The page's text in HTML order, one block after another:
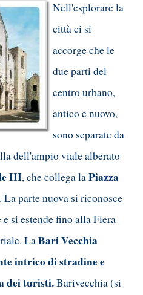
Nell'esplorare la
città ci si
accorge che le
due parti del
centro urbano,
antico e nuovo,
sono separate da
dell'ampio viale alberato
III, che collega laPiazza
. La parte nuova si riconosce
si estende fino alla Fiera
LaBari Vecchia
intrico di stradine e
dei turisti.Barivecchia (si